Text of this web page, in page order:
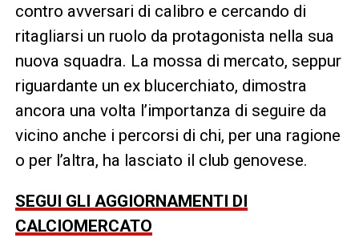
contro avversari di calibro e cercando di
ritagliarsi un ruolo da protagonista nella sua
nuova squadra. La mossa di mercato, seppur
riguardante un ex blucerchiato, dimostra
ancora una volta l’importanza di seguire da
vicino anche i percorsi di chi, per una ragione
o per l’altra, ha lasciato il club genovese.
SEGUI GLI AGGIORNAMENTI DI
CALCIOMERCATO